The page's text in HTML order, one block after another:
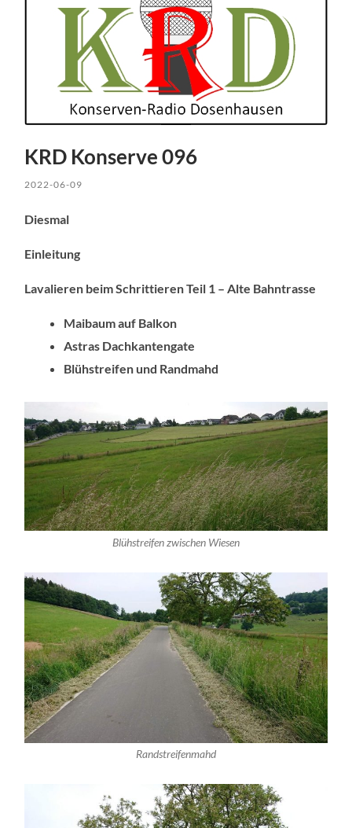
KRD Konserve 096
2022-06-09
Diesmal
Einleitung
Lavalieren beim Schrittieren Teil 1 – Alte Bahntrasse
Maibaum auf Balkon
Astras Dachkantengate
Blühstreifen und Randmahd
Blühstreifen zwischen Wiesen
Randstreifenmahd